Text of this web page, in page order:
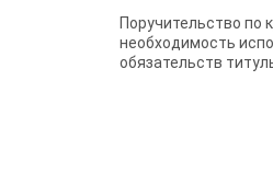
Поручительство по
необходимость
обязательств